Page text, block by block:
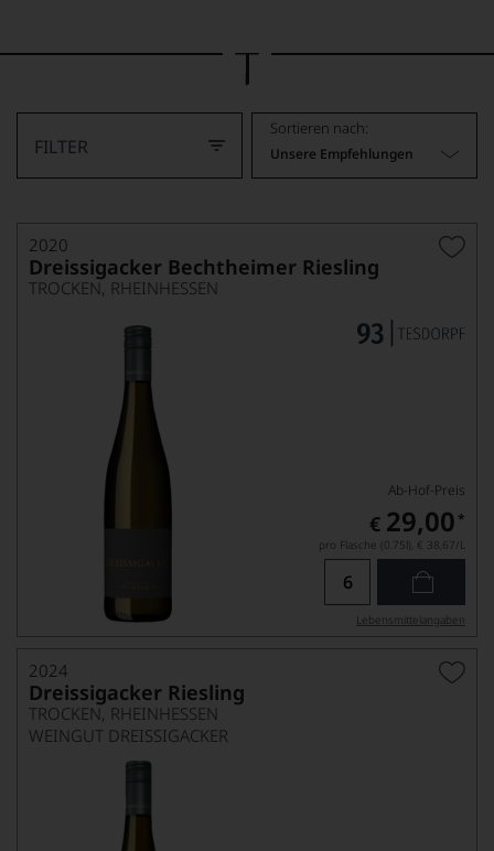
von
FILTER
Sortieren nach:
Unsere Empfehlungen
2020
Dreissigacker Bechtheimer Riesling
TROCKEN, RHEINHESSEN
Ab-Hof-Preis
€ 29,00 *
pro Flasche (0.75l), € 38,67/L
Lebensmittel­angaben
2024
Dreissigacker Riesling
TROCKEN, RHEINHESSEN
WEINGUT DREISSIGACKER